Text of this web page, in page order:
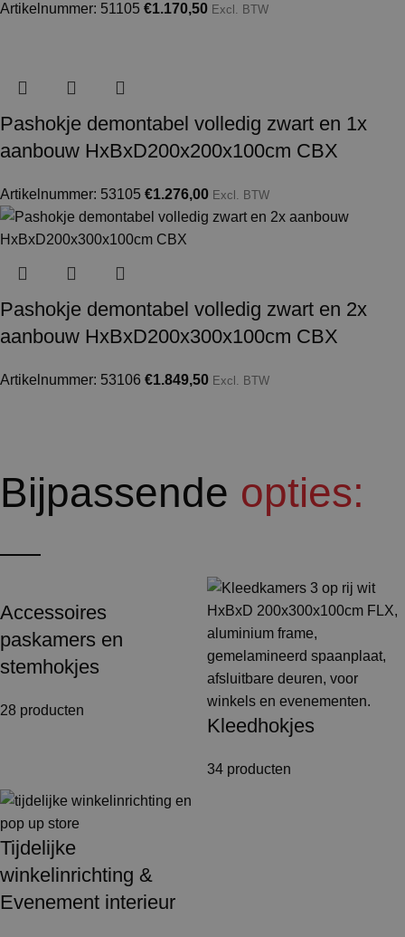
Artikelnummer: 51105 €1.170,50 Excl. BTW
Pashokje demontabel volledig zwart en 1x
aanbouw HxBxD200x200x100cm CBX
Artikelnummer: 53105 €1.276,00 Excl. BTW
Pashokje demontabel volledig zwart en 2x
aanbouw HxBxD200x300x100cm CBX
Artikelnummer: 53106 €1.849,50 Excl. BTW
Bijpassende opties:
Accessoires
paskamers en
stemhokjes
28 producten
Kleedhokjes
34 producten
Tijdelijke
winkelinrichting &
Evenement interieur